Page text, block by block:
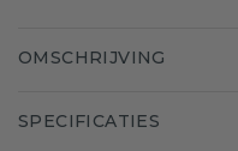
OMSCHRIJVING
SPECIFICATIES